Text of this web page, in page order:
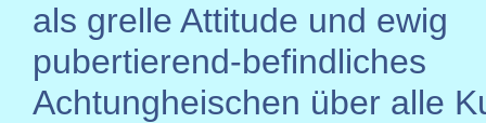
als grelle Attitude und ewig
pubertierend-befindliches
Achtungheischen über alle